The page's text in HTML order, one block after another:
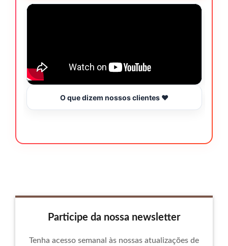
O que dizem nossos clientes ❤️
Participe da nossa newsletter
Tenha acesso semanal às nossas atualizações de